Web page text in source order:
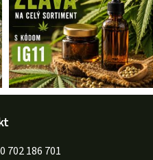
702 186 701